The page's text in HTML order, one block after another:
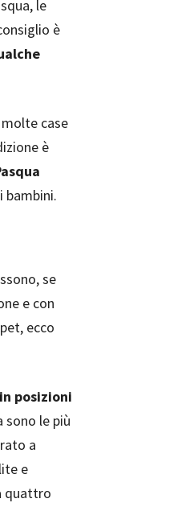
le
è
case
è
bambini.
se
e con
ecco
in posizioni
sono le più
a
e
quattro